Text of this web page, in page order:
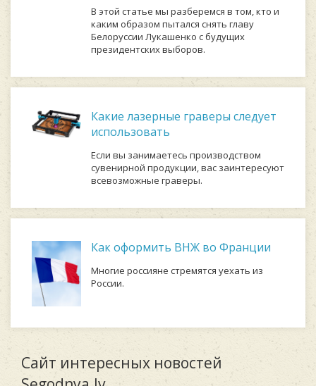
В этой статье мы разберемся в том, кто и
каким образом пытался снять главу
Белоруссии Лукашенко с будущих
президентских выборов.
Какие лазерные граверы следует
использовать
Если вы занимаетесь производством
сувенирной продукции, вас заинтересуют
всевозможные граверы.
Как оформить ВНЖ во Франции
Многие россияне стремятся уехать из
России.
Сайт интересных новостей